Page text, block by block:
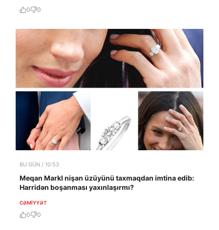
0 0
BU GÜN / 10:53
Meqan Markl nişan üzüyünü taxmaqdan imtina edib:
Harridən boşanması yaxınlaşırmı?
CƏMIYYƏT
0 0